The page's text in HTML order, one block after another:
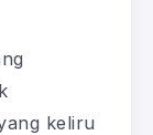
keliru